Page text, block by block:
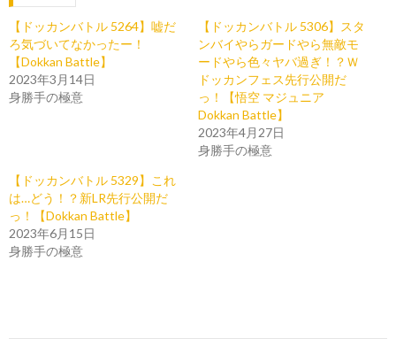
【ドッカンバトル 5264】嘘だ
ろ気づいてなかったー！
【Dokkan Battle】
2023年3月14日
身勝手の極意
【ドッカンバトル 5306】スタ
ンバイやらガードやら無敵モ
ードやら色々ヤバ過ぎ！？Ｗ
ドッカンフェス先行公開だ
っ！【悟空 マジュニア
Dokkan Battle】
2023年4月27日
身勝手の極意
【ドッカンバトル 5329】これ
は…どう！？新LR先行公開だ
っ！【Dokkan Battle】
2023年6月15日
身勝手の極意